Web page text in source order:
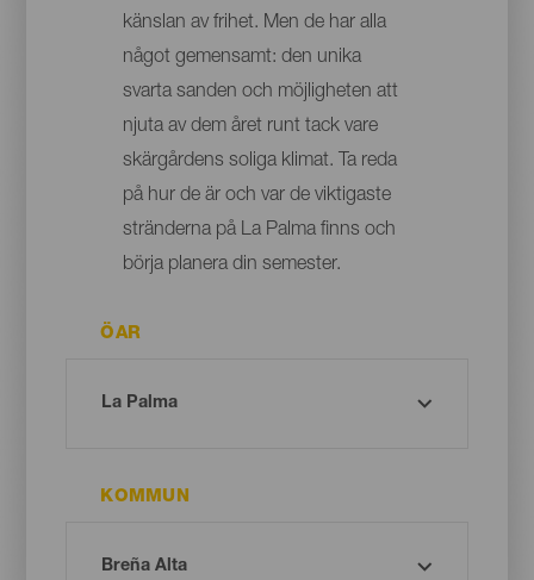
känslan av frihet. Men de har alla
något gemensamt: den unika
svarta sanden och möjligheten att
njuta av dem året runt tack vare
skärgårdens soliga klimat. Ta reda
på hur de är och var de viktigaste
stränderna på La Palma finns och
börja planera din semester.
ÖAR
KOMMUN